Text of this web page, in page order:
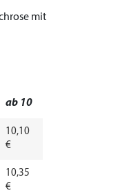
mit
ab 10
10,10
€
10,35
€